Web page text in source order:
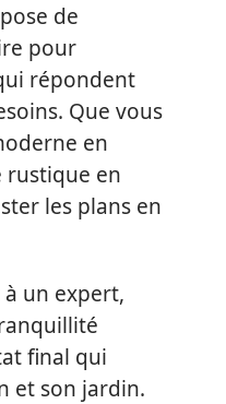
de
pour
répondent
Que vous
en
rustique en
les plans en
un expert,
final qui
et son jardin.